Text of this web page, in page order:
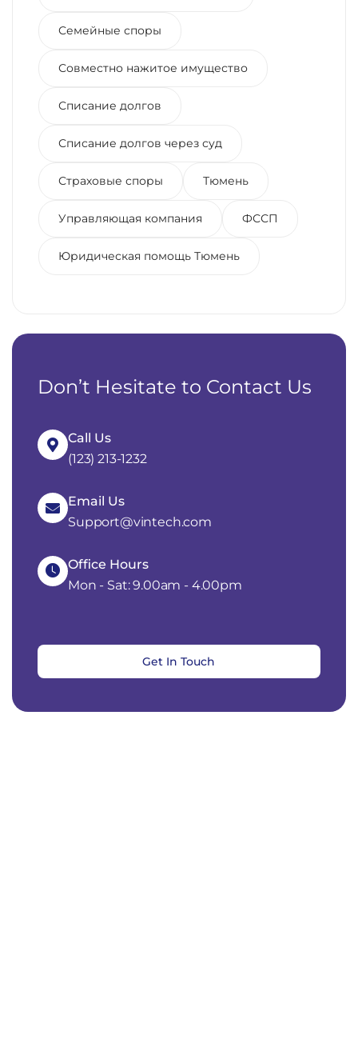
Семейные споры
Совместно нажитое имущество
Списание долгов
Списание долгов через суд
Страховые споры Тюмень
Управляющая компания ФССП
Юридическая помощь Тюмень
Don’t Hesitate to Contact Us
Call Us
(123) 213-1232
Email Us
Support@vintech.com
Office Hours
Mon - Sat: 9.00am - 4.00pm